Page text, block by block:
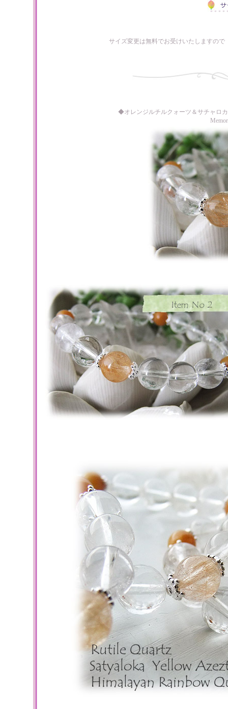
サイズ変更は無料でお受けいたしますの
◆オレンジルチルクォーツ＆サチャロ